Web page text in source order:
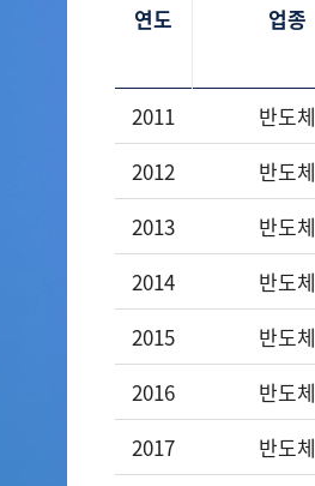
연도 업종
2011 반도체
2012
반도체
2013
반도체
2014
반도체
2015
반도체
2016
반도체
2017
반도체